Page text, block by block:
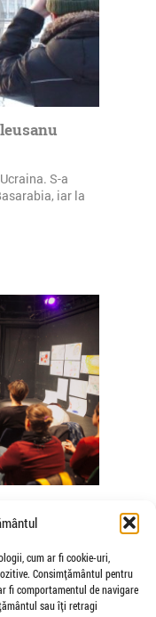
cum ar fi cookie-uri,
Consimțământul pentru
fi comportamentul de navigare
sau îți retragi
S-a
iar la
Piante